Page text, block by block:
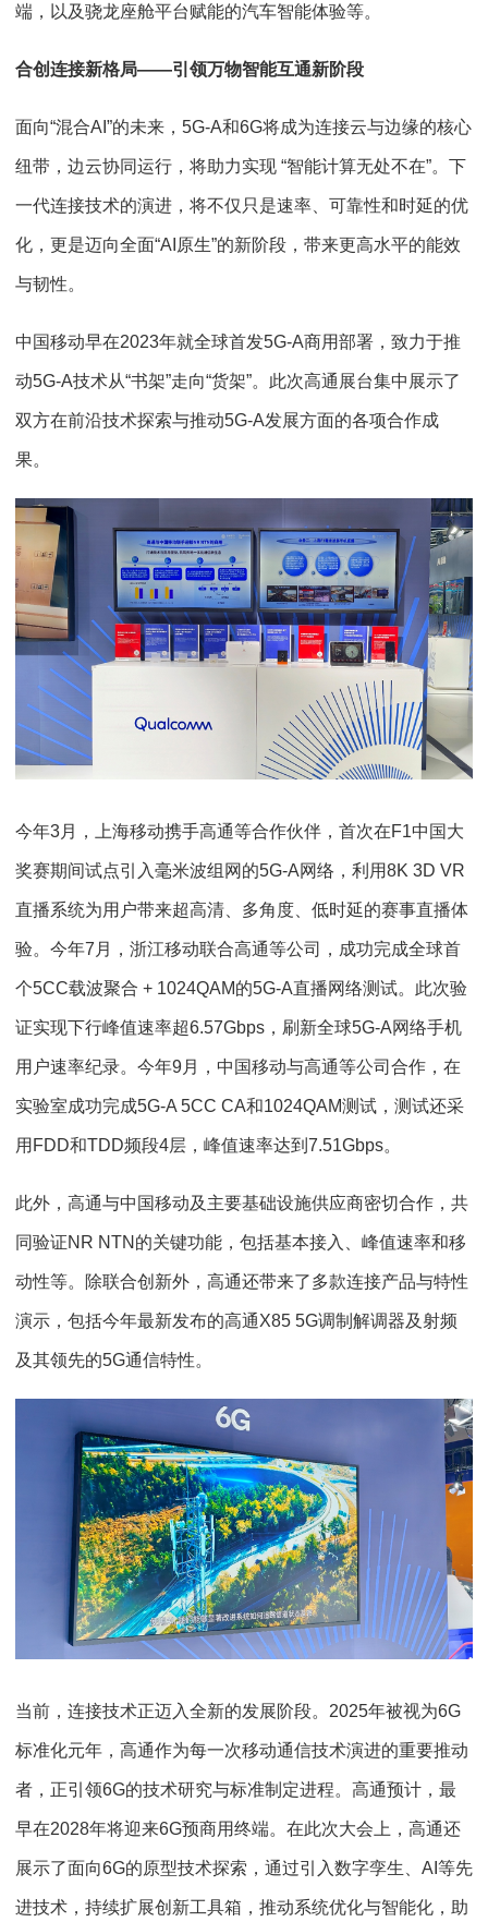
端，以及骁龙座舱平台赋能的汽车智能体验等。
合创连接新格局——引领万物智能互通新阶段
面向“混合AI”的未来，5G-A和6G将成为连接云与边缘的核心
纽带，边云协同运行，将助力实现 “智能计算无处不在”。下
一代连接技术的演进，将不仅只是速率、可靠性和时延的优
化，更是迈向全面“AI原生”的新阶段，带来更高水平的能效
与韧性。
中国移动早在2023年就全球首发5G-A商用部署，致力于推
动5G-A技术从“书架”走向“货架”。此次高通展台集中展示了
双方在前沿技术探索与推动5G-A发展方面的各项合作成
果。
今年3月，上海移动携手高通等合作伙伴，首次在F1中国大
奖赛期间试点引入毫米波组网的5G-A网络，利用8K 3D VR
直播系统为用户带来超高清、多角度、低时延的赛事直播体
验。今年7月，浙江移动联合高通等公司，成功完成全球首
个5CC载波聚合 + 1024QAM的5G-A直播网络测试。此次验
证实现下行峰值速率超6.57Gbps，刷新全球5G-A网络手机
用户速率纪录。今年9月，中国移动与高通等公司合作，在
实验室成功完成5G-A 5CC CA和1024QAM测试，测试还采
用FDD和TDD频段4层，峰值速率达到7.51Gbps。
此外，高通与中国移动及主要基础设施供应商密切合作，共
同验证NR NTN的关键功能，包括基本接入、峰值速率和移
动性等。除联合创新外，高通还带来了多款连接产品与特性
演示，包括今年最新发布的高通X85 5G调制解调器及射频
及其领先的5G通信特性。
当前，连接技术正迈入全新的发展阶段。2025年被视为6G
标准化元年，高通作为每一次移动通信技术演进的重要推动
者，正引领6G的技术研究与标准制定进程。高通预计，最
早在2028年将迎来6G预商用终端。在此次大会上，高通还
展示了面向6G的原型技术探索，通过引入数字孪生、AI等先
进技术，持续扩展创新工具箱，推动系统优化与智能化，助